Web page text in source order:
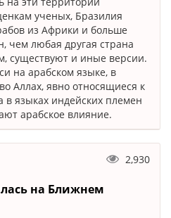
ученых, Бразилия
из Африки и больше
чем любая другая страна
существуют и иные версии.
на арабском языке, в
Аллах, явно относящиеся к
языках индейских племен
арабское влияние.
2,930
на Ближнем